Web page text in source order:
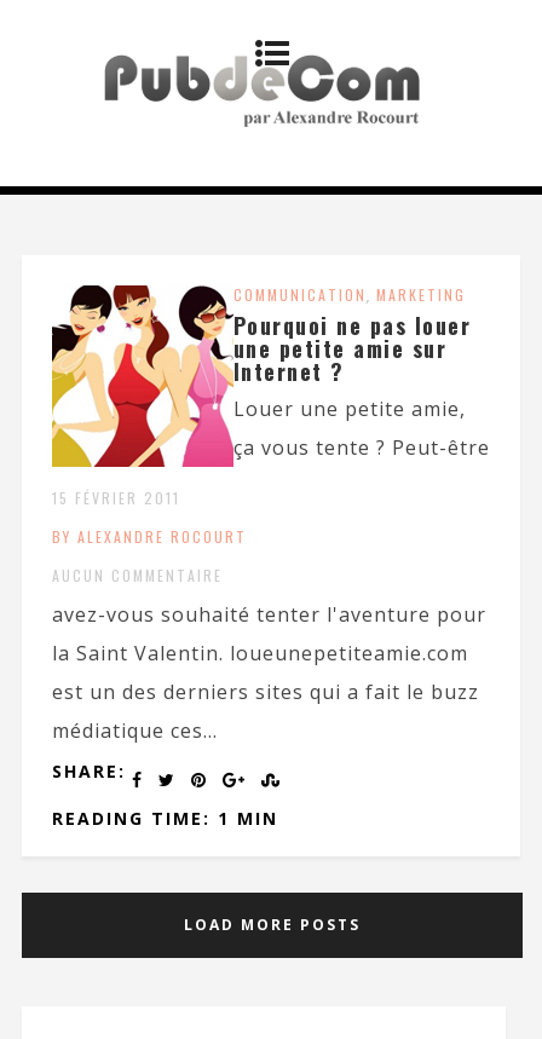
COMMUNICATION, MARKETING
Pourquoi ne pas louer
une petite amie sur
Internet ?
15 FÉVRIER 2011
BY ALEXANDRE ROCOURT
AUCUN COMMENTAIRE
Louer une petite amie,
ça vous tente ? Peut-être
avez-vous souhaité tenter l'aventure pour
la Saint Valentin. loueunepetiteamie.com
est un des derniers sites qui a fait le buzz
médiatique ces...
SHARE:
READING TIME: 1 MIN
LOAD MORE POSTS